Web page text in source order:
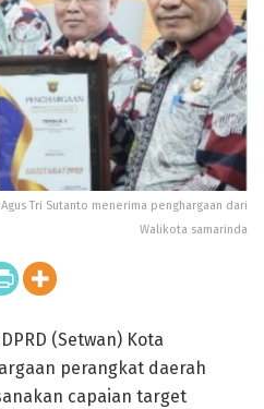
Tri Sutanto menerima penghargaan dari
Walikota samarinda
(Setwan) Kota
perangkat daerah
capaian target